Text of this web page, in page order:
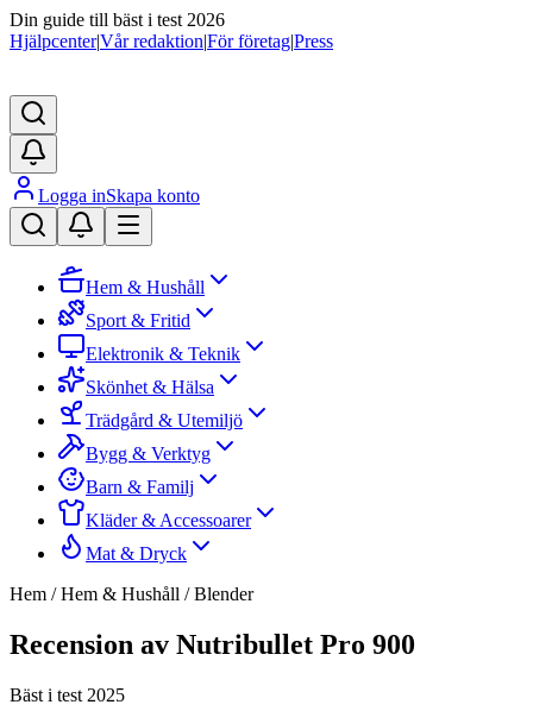
Din guide till bäst i test 2026
Hjälpcenter|Vår redaktion|För företag|Press
Logga inSkapa konto
Hem & Hushåll
Sport & Fritid
Elektronik & Teknik
Skönhet & Hälsa
Trädgård & Utemiljö
Bygg & Verktyg
Barn & Familj
Kläder & Accessoarer
Mat & Dryck
Hem /Hem & Hushåll / Blender
Recension av Nutribullet Pro 900
Bäst i test 2025